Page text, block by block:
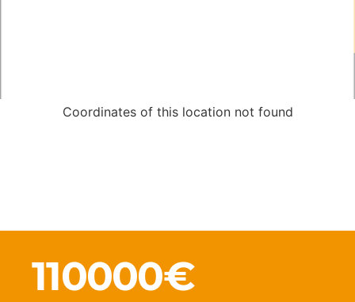
Coordinates of this location not found
110000€